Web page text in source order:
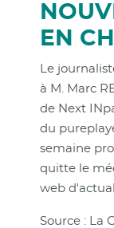
EN
Le
à M. Marc
de Next
du
semaine
quitte le
web
Source : La